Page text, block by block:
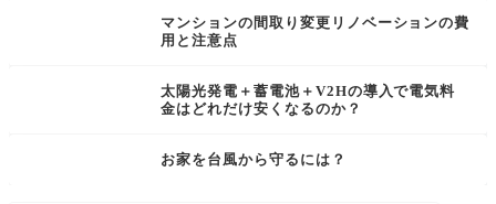
マンションの間取り変更リノベーションの費
用と注意点
太陽光発電＋蓄電池＋V2Hの導入で電気料
金はどれだけ安くなるのか？
お家を台風から守るには？